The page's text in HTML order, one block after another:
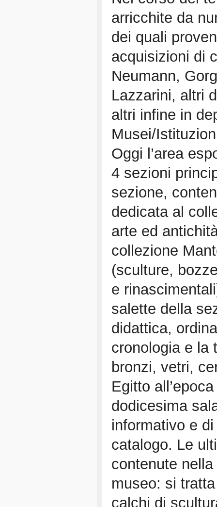
arricchite da
dei quali
acquisizioni di
Neumann,
Lazzarini, altri
altri infine in
Musei/
Oggi l’area
4 sezioni
sezione,
dedicata al
arte ed
collezione
(sculture,
e
salette della
didattica,
cronologia e la
bronzi, vetri,
Egitto
dodicesima
informativo e
catalogo. Le
contenute
museo: si
calchi di